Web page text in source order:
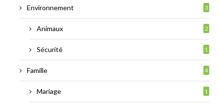
Environnement 3
Animaux 2
Sécurité 1
Famille 4
Mariage 1